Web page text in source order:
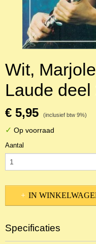
Wit,
Laude deel
€ 5,95 (inclusief btw 9%)
✓ Op voorraad
Aantal
IN
Specificaties